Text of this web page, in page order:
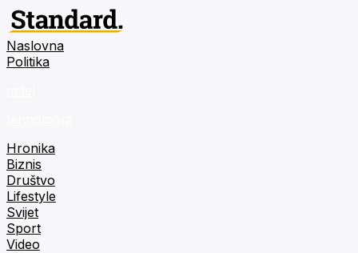
Naslovna
Politika
Hronika
Biznis
Društvo
Lifestyle
Svijet
Sport
Video